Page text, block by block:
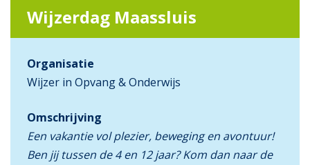
Wijzerdag Maassluis
Organisatie
Wijzer in Opvang & Onderwijs
Omschrijving
Een vakantie vol plezier, beweging en avontuur!
Ben jij tussen de 4 en 12 jaar? Kom dan naar de